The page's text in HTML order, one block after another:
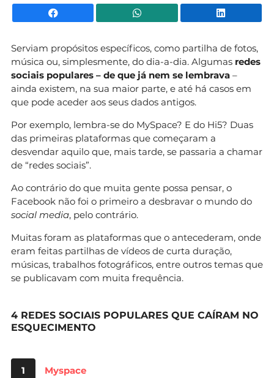
Facebook WhatsApp
Serviam propósitos específicos, como partilha de fotos,
música ou, simplesmente, do dia-a-dia. Algumas redes
sociais populares – de que já nem se lembrava –
ainda existem, na sua maior parte, e até há casos em
que pode aceder aos seus dados antigos.
Por exemplo, lembra-se do MySpace? E do Hi5? Duas
das primeiras plataformas que começaram a
desvendar aquilo que, mais tarde, se passaria a chamar
de “redes sociais”.
Ao contrário do que muita gente possa pensar, o
Facebook não foi o primeiro a desbravar o mundo do
social media, pelo contrário.
Muitas foram as plataformas que o antecederam, onde
eram feitas partilhas de vídeos de curta duração,
músicas, trabalhos fotográficos, entre outros temas que
se publicavam com muita frequência.
4 REDES SOCIAIS POPULARES QUE CAÍRAM NO
ESQUECIMENTO
1 Myspace